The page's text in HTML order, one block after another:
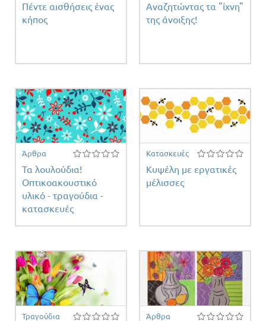
Πέντε αισθήσεις ένας
κήπος
Αναζητώντας τα "ίχνη"
της άνοιξης!
Άρθρα
Τα λουλούδια!
Οπτικοακουστικό
υλικό - τραγούδια -
κατασκευές
Κατασκευές
Κυψέλη με εργατικές
μέλισσες
Τραγούδια Άρθρα